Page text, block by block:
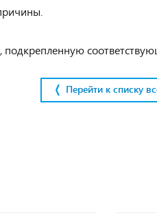
, подкрепленную
Перейти к списку